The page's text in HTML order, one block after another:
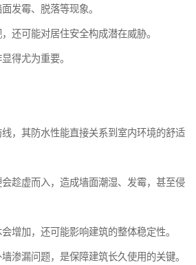
发霉、脱落等现象。
还可能对居住安全构成潜在威胁。
得尤为重要。
，其防水性能直接关系到室内环境的舒适
趁虚而入，造成墙面潮湿、发霉，甚至侵
增加，还可能影响建筑的整体稳定性。
渗漏问题，是保障建筑长久使用的关键。